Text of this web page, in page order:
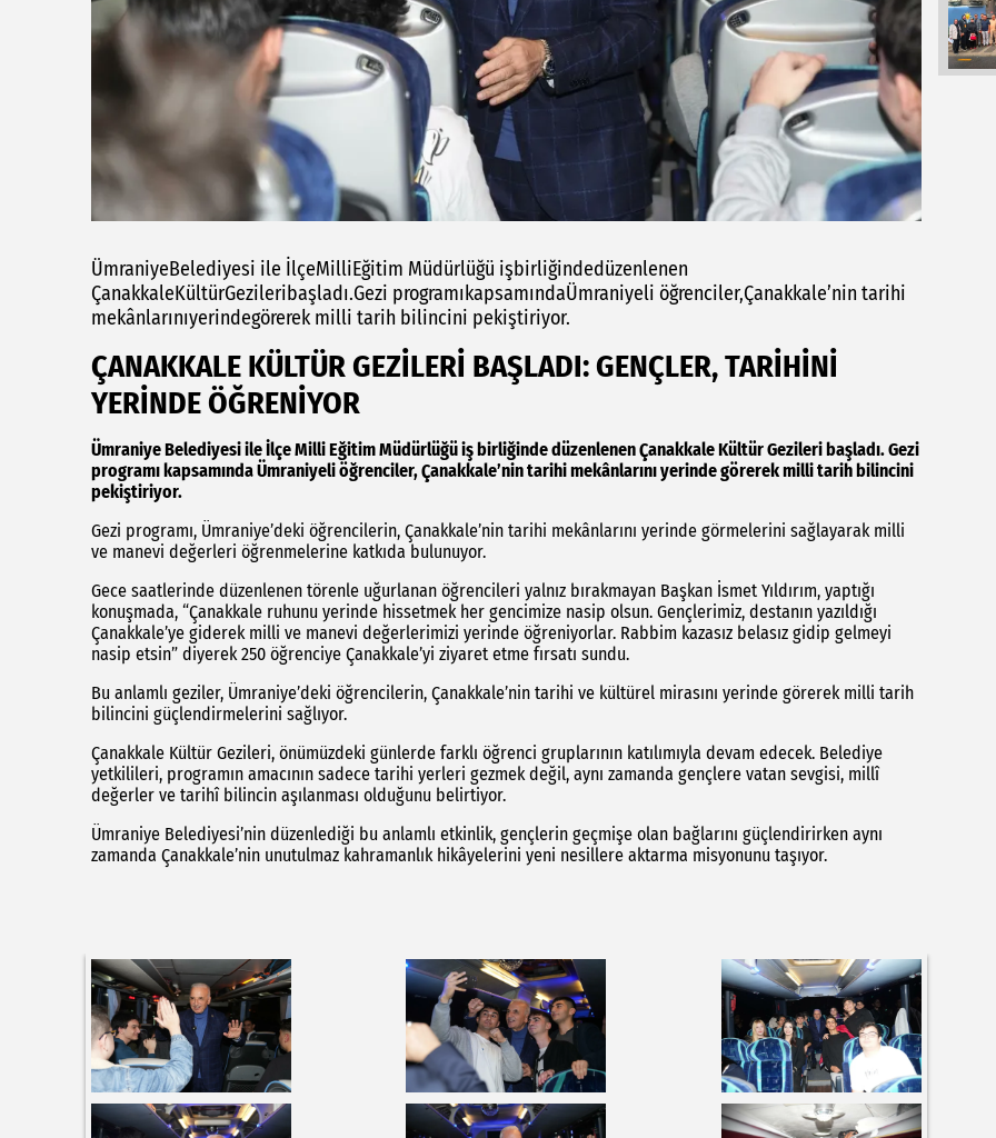
ÜmraniyeBelediyesi ile İlçeMilliEğitim Müdürlüğü işbirliğindedüzenlenen
ÇanakkaleKültürGezileribaşladı.Gezi programıkapsamındaÜmraniyeli öğrenciler,Çanakkale’nin tarihi
mekânlarınıyerindegörerek milli tarih bilincini pekiştiriyor.
ÇANAKKALE KÜLTÜR GEZİLERİ BAŞLADI: GENÇLER, TARİHİNİ
YERİNDE ÖĞRENİYOR
Ümraniye Belediyesi ile İlçe Milli Eğitim Müdürlüğü iş birliğinde düzenlenen Çanakkale Kültür Gezileri başladı. Gezi
programı kapsamında Ümraniyeli öğrenciler, Çanakkale’nin tarihi mekânlarını yerinde görerek milli tarih bilincini
pekiştiriyor.
Gezi programı, Ümraniye’deki öğrencilerin, Çanakkale’nin tarihi mekânlarını yerinde görmelerini sağlayarak milli
ve manevi değerleri öğrenmelerine katkıda bulunuyor.
Gece saatlerinde düzenlenen törenle uğurlanan öğrencileri yalnız bırakmayan Başkan İsmet Yıldırım, yaptığı
konuşmada, “Çanakkale ruhunu yerinde hissetmek her gencimize nasip olsun. Gençlerimiz, destanın yazıldığı
Çanakkale’ye giderek milli ve manevi değerlerimizi yerinde öğreniyorlar. Rabbim kazasız belasız gidip gelmeyi
nasip etsin” diyerek 250 öğrenciye Çanakkale’yi ziyaret etme fırsatı sundu.
Bu anlamlı geziler, Ümraniye’deki öğrencilerin, Çanakkale’nin tarihi ve kültürel mirasını yerinde görerek milli tarih
bilincini güçlendirmelerini sağlıyor.
Çanakkale Kültür Gezileri, önümüzdeki günlerde farklı öğrenci gruplarının katılımıyla devam edecek. Belediye
yetkilileri, programın amacının sadece tarihi yerleri gezmek değil, aynı zamanda gençlere vatan sevgisi, millî
değerler ve tarihî bilincin aşılanması olduğunu belirtiyor.
Ümraniye Belediyesi’nin düzenlediği bu anlamlı etkinlik, gençlerin geçmişe olan bağlarını güçlendirirken aynı
zamanda Çanakkale’nin unutulmaz kahramanlık hikâyelerini yeni nesillere aktarma misyonunu taşıyor.